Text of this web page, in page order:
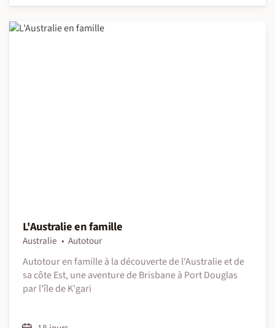
L'Australie en famille
Australie
Autotour
Autotour en famille à la découverte de l'Australie et de
sa côte Est, une aventure de Brisbane à Port Douglas
par l'île de K'gari